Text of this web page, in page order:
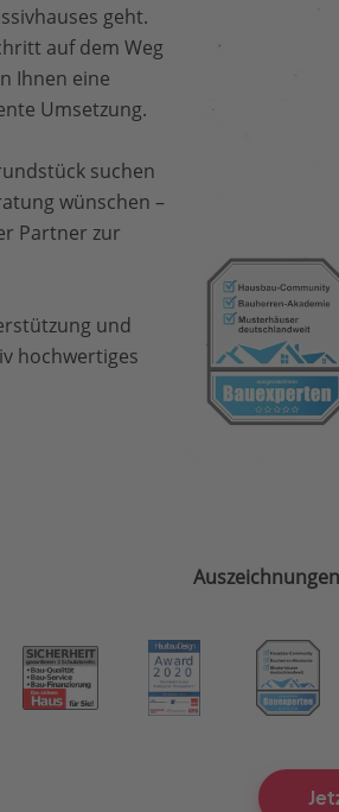
geht.
auf dem Weg
Ihnen eine
Umsetzung.
suchen
wünschen –
Partner zur
und
hochwertiges